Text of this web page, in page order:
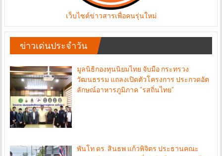
เว็บไซต์ข่าวสารเพื่อคนรุ่นใหม่
ข่าวเด่นประจำวัน
มูลนิธิกองทุนนิยมไทย จับมือ กระทรวง
วัฒนธรรม แถลงเปิดตัวโครงการ ประกวดอัต
ลักษณ์อาหารภูมิภาค “รสถิ่นไทย”
พันโท ดร. สินธพ แก้วพิจิตร ประธานคณะ